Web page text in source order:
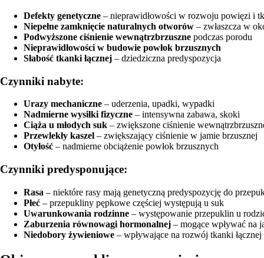
Defekty genetyczne – nieprawidłowości w rozwoju powięzi i
Niepełne zamknięcie naturalnych otworów – zwłaszcza w
Podwyższone ciśnienie wewnątrzbrzuszne podczas porodu
Nieprawidłowości w budowie powłok brzusznych
Słabość tkanki łącznej – dziedziczna predyspozycja
Czynniki nabyte:
Urazy mechaniczne – uderzenia, upadki, wypadki
Nadmierne wysiłki fizyczne – intensywna zabawa, skoki
Ciąża u młodych suk – zwiększone ciśnienie
Przewlekły kaszel – zwiększający ciśnienie w jamie brzusznej
Otyłość – nadmierne obciążenie powłok brzusznych
Czynniki predysponujące:
Rasa – niektóre rasy mają genetyczną predyspozycję do
Płeć – przepukliny pępkowe częściej występują u suk
Uwarunkowania rodzinne – występowanie przepuklin u
Zaburzenia równowagi hormonalnej – mogące wpływać na
Niedobory żywieniowe – wpływające na rozwój tkanki łącznej